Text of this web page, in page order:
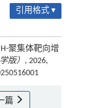
引用格式 ▾
聚集体靶向增
版） , 2026,
篇